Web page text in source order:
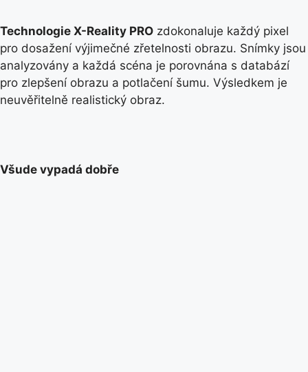
Technologie X-Reality PRO zdokonaluje každý pixel
pro dosažení výjimečné zřetelnosti obrazu. Snímky jsou
analyzovány a každá scéna je porovnána s databází
pro zlepšení obrazu a potlačení šumu. Výsledkem je
neuvěřitelně realistický obraz.
Všude vypadá dobře